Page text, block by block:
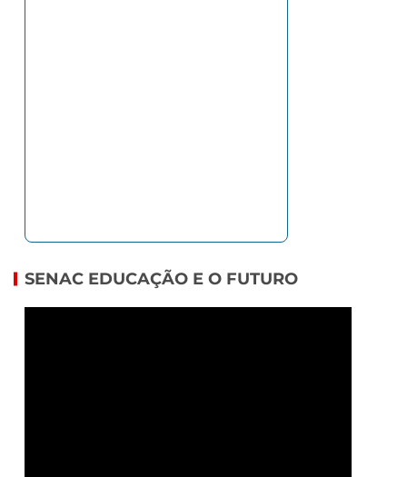
SENAC EDUCAÇÃO E O FUTURO